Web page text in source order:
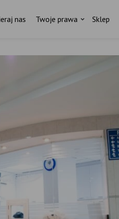
nas Twoje prawa Sklep
historia.
Fundacji Rodzić po